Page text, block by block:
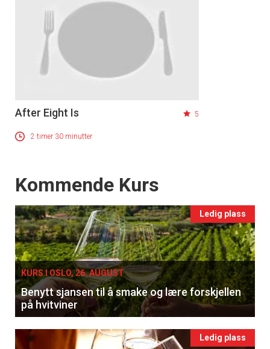
Vi tilbyr flere ukentlige nyhetsbrev. Du
kan fritt velge hvilke du ønsker å få
tilsendt.
After Eight Is 5
2 timer 30 minutter
Events
Kommende Kurs
Ledig plass
KURS I OSLO, 26. AUGUST
Benytt sjansen til å smake og lære forskjellen
på hvitviner
Ledig plass